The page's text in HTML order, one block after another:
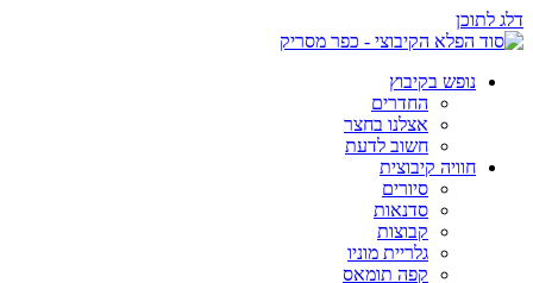
דלג לתוכן
נופש בקיבוץ
החדרים
אצלנו בחצר
חשוב לדעת
חוויה קיבוצית
סיורים
סדנאות
קבוצות
גלריית מוניו
קפה תומאס